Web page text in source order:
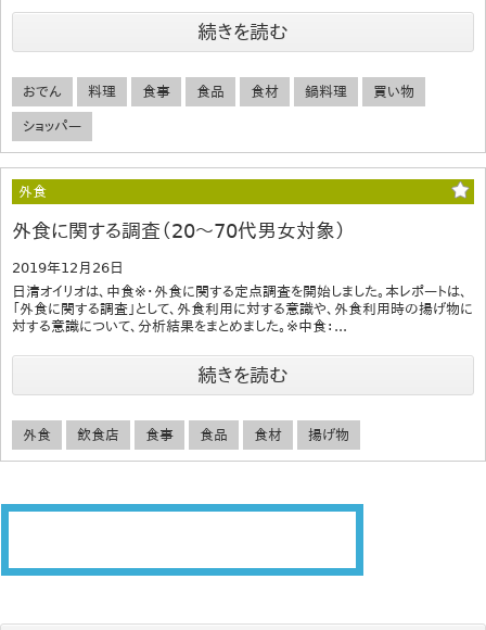
続きを読む
おでん 料理 食事 食品 食材 鍋料理 買い物
ショッパー
外食
外食に関する調査（20～70代男女対象）
2019年12月26日
日清オイリオは、中食※・外食に関する定点調査を開始しました。本レポートは、
「外食に関する調査」として、外食利用に対する意識や、外食利用時の揚げ物に
対する意識について、分析結果をまとめました。※中食：...
続きを読む
外食 飲食店 食事 食品 食材 揚げ物